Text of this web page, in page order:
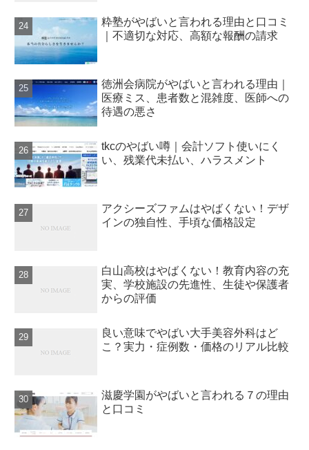
粋塾がやばいと言われる理由と口コミ
｜不適切な対応、高額な報酬の請求
徳洲会病院がやばいと言われる理由｜
医療ミス、患者数と混雑度、医師への
待遇の悪さ
tkcのやばい噂｜会計ソフト使いにく
い、残業代未払い、ハラスメント
アクシーズファムはやばくない！デザ
インの独自性、手頃な価格設定
白山高校はやばくない！教育内容の充
実、学校施設の先進性、生徒や保護者
からの評価
良い意味でやばい大手美容外科はど
こ？実力・症例数・価格のリアル比較
滋慶学園がやばいと言われる７の理由
と口コミ